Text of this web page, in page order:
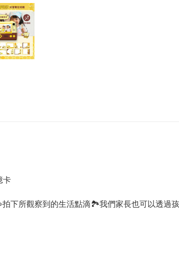
卡
下所觀察到的生活點滴🏞我們家長也可以透過